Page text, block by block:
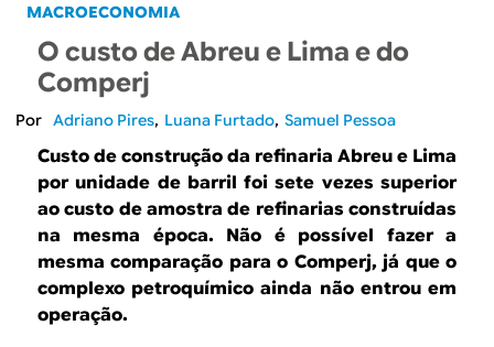
g
o
R
r
i
o
d
e
b
MACROECONOMIA
O custo de Abreu e Lima e do
Comperj
Adriano Pires Luana Furtado Samuel Pessoa
Custo de construção da refinaria Abreu e Lima
por unidade de barril foi sete vezes superior
ao custo de amostra de refinarias construídas
na mesma época. Não é possível fazer a
mesma comparação para o Comperj, já que o
complexo petroquímico ainda não entrou em
operação.